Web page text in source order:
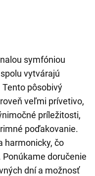
symfóniou
vytvárajú
pôsobivý
veľmi prívetivo,
príležitosti,
poďakovanie.
harmonicky, čo
doručenie
dní a možnosť